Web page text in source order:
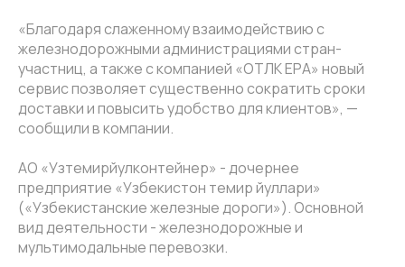
«Благодаря слаженному взаимодействию с
железнодорожными администрациями стран-
участниц, а также с компанией «ОТЛК ЕРА» новый
сервис позволяет существенно сократить сроки
доставки и повысить удобство для клиентов», —
сообщили в компании.
АО «Узтемирйулконтейнер» - дочернее
предприятие «Узбекистон темир йуллари»
(«Узбекистанские железные дороги»). Основной
вид деятельности - железнодорожные и
мультимодальные перевозки.